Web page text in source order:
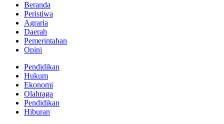
Beranda
Peristiwa
Agraria
Daerah
Pemerintahan
Opini
Pendidikan
Hukum
Ekonomi
Olahraga
Pendidikan
Hiburan